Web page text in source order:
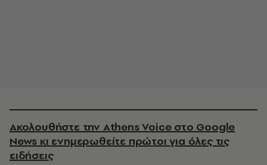
Ακολουθήστε την Athens Voice στο Google
News κι ενημερωθείτε πρώτοι για όλες τις
ειδήσεις